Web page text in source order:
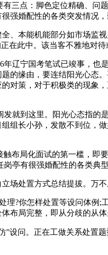
点：脚色定位精确、问
强婚配性的各类突发情况
本能机能部分如市场监
在此中。该当客不雅地对待
宁国考笔试已竣事，也
的缘由，要连结阳光心态
对策，对于积极类的现象
到这里。阳光心态指的
组长小孙，发散不到位，
局化面试的第一槛，即
亭有很强婚配性的各类典型
处置方式总结提拔。万不
?你怎样处置等设问体例;
布局完整，即从分歧的从体
”设问。正在工做关系处置